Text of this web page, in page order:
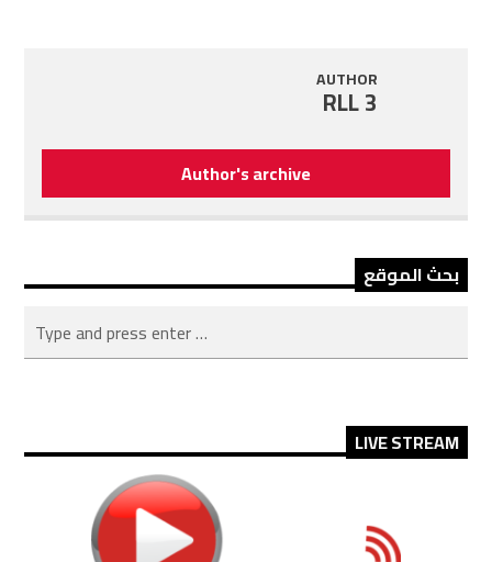
AUTHOR
RLL 3
Author's archive
بحث الموقع
LIVE STREAM